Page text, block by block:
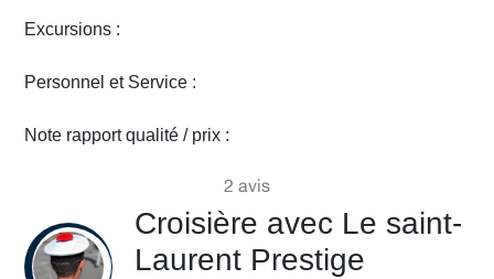
Excursions :
Personnel et Service :
Note rapport qualité / prix :
2 avis
Croisière avec Le saint-
Laurent Prestige